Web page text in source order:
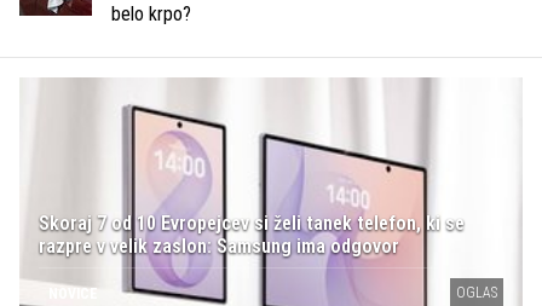
belo krpo?
Skoraj 7 od 10 Evropejcev si želi tanek telefon, ki se
razpre v velik zaslon: Samsung ima odgovor
NOVICE OGLAS